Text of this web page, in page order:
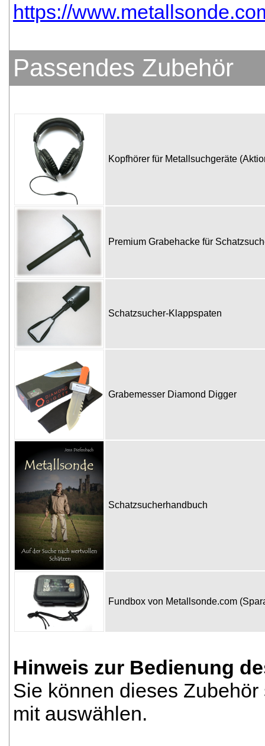
https://
Passendes Zubehör
Kopfhörer für Metallsuchgeräte
Premium Grabehacke für
Schatzsucher-Klappspaten
Grabemesser Diamond Digger
Schatzsucherhandbuch
Fundbox von Metallsonde.com
Hinweis zur Bedienung
Sie können dieses
mit auswählen.